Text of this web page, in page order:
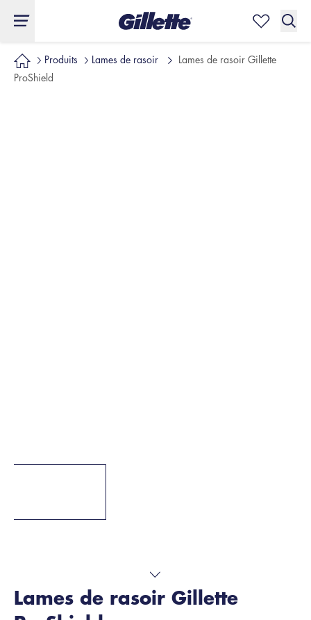
Produits Lames de rasoir
Lames de rasoir Gillette
ProShield
CARACTÉRISTIQUES AVIS FAQ
Lames de rasoir Gillette